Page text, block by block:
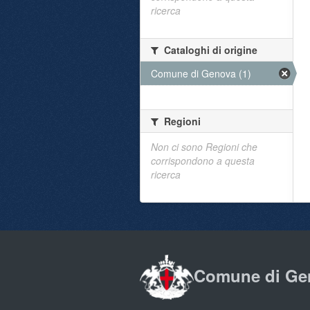
ricerca
Cataloghi di origine
Comune di Genova (1)
Regioni
Non ci sono Regioni che
corrispondono a questa
ricerca
Comune di